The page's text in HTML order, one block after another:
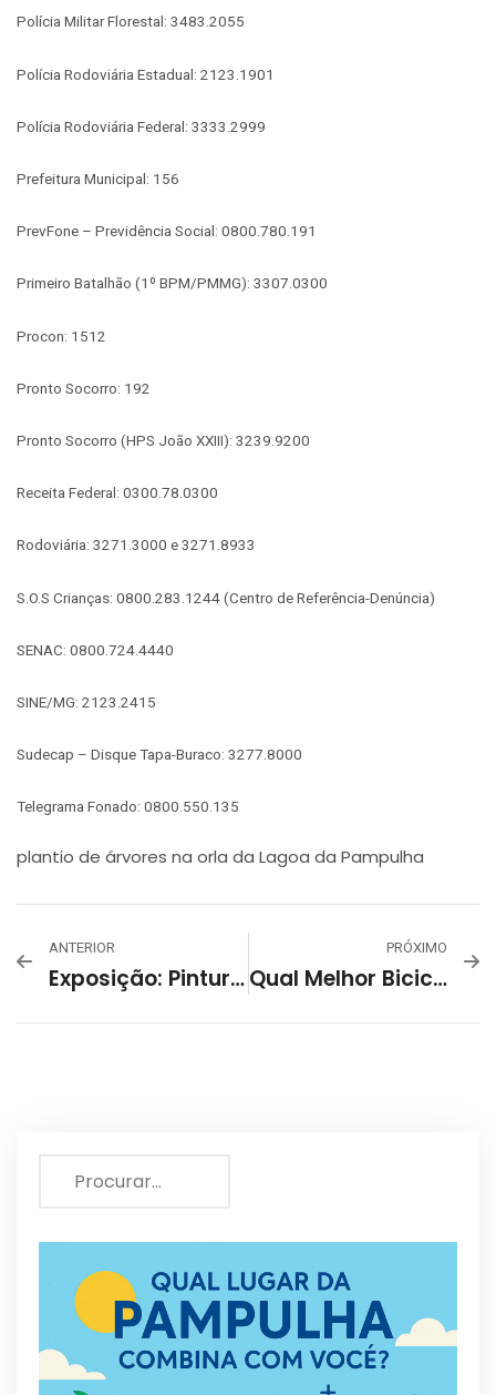
Polícia Militar Florestal: 3483.2055
Polícia Rodoviária Estadual: 2123.1901
Polícia Rodoviária Federal: 3333.2999
Prefeitura Municipal: 156
PrevFone – Previdência Social: 0800.780.191
Primeiro Batalhão (1º BPM/PMMG): 3307.0300
Procon: 1512
Pronto Socorro: 192
Pronto Socorro (HPS João XXIII): 3239.9200
Receita Federal: 0300.78.0300
Rodoviária: 3271.3000 e 3271.8933
S.O.S Crianças: 0800.283.1244 (Centro de Referência-Denúncia)
SENAC: 0800.724.4440
SINE/MG: 2123.2415
Sudecap – Disque Tapa-Buraco: 3277.8000
Telegrama Fonado: 0800.550.135
plantio de árvores na orla da Lagoa da Pampulha
ANTERIOR
Exposição: Pinturas Anacrônicas
PRÓXIMO
Qual Melhor Bicicleta Para Iniciante Ou Profissional Em Belo Horizonte